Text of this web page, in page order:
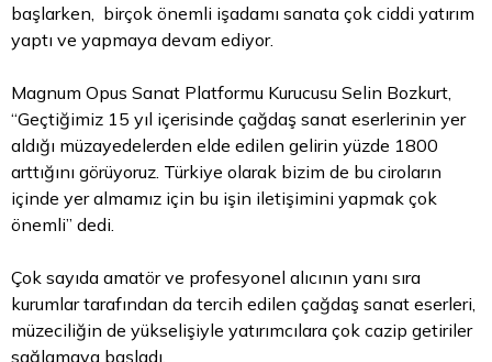
başlarken, birçok önemli işadamı sanata çok ciddi yatırım
yaptı ve yapmaya devam ediyor.
Magnum Opus Sanat Platformu Kurucusu Selin Bozkurt,
“Geçtiğimiz 15 yıl içerisinde çağdaş sanat eserlerinin yer
aldığı müzayedelerden elde edilen gelirin yüzde 1800
arttığını görüyoruz. Türkiye olarak bizim de bu ciroların
içinde yer almamız için bu işin iletişimini yapmak çok
önemli” dedi.
Çok sayıda amatör ve profesyonel alıcının yanı sıra
kurumlar tarafından da tercih edilen çağdaş sanat eserleri,
müzeciliğin de yükselişiyle yatırımcılara çok cazip getiriler
sağlamaya başladı.